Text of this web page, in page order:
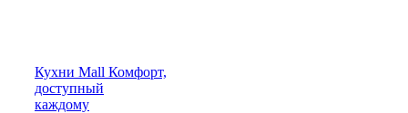
Кухни Mall Комфорт,
доступный
каждому